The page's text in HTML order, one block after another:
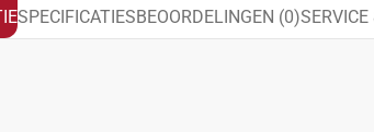
SPECIFICATIESBEOORDELINGEN (0)